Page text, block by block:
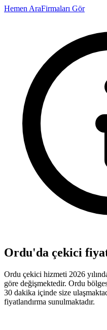
Hemen AraFirmaları Gör
Ordu'da çekici
Ordu çekici hizmeti 2026
göre değişmektedir. Ordu
30 dakika içinde size
fiyatlandırma sunulmaktadır.